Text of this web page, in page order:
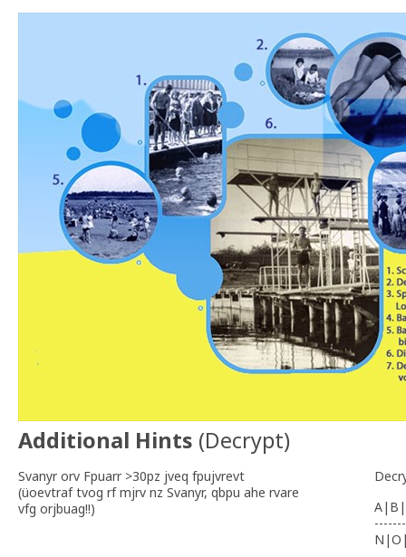
Additional Hints (Decrypt)
Svanyr orv Fpuarr >30pz jveq fpujvrevt
(üoevtraf tvog rf mjrv nz Svanyr, qbpu ahe rvare
vfg orjbuag!!)